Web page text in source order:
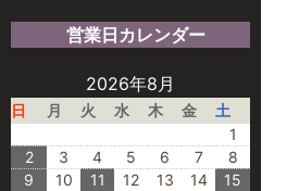
営業日カレンダー
2026年8月
日 月 火 水 木 金
土
1
2
3 4 5 6 7
8
9
10 11 12 13 14
15